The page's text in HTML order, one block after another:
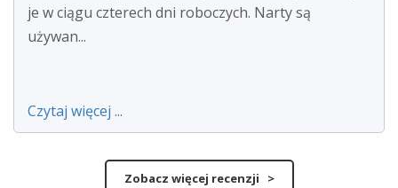
je w ciągu czterech dni roboczych. Narty są
używan...
Czytaj więcej ...
Zobacz więcej recenzji >